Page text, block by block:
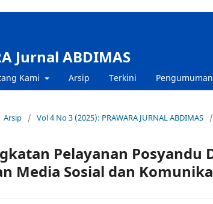
Jurnal ABDIMAS
Kami Arsip Terkini Pengumuman
Arsip / Vol 4 No 3 (2025): PRAWARA JURNAL ABDIMAS /
Pelayanan Posyandu
Media Sosial dan